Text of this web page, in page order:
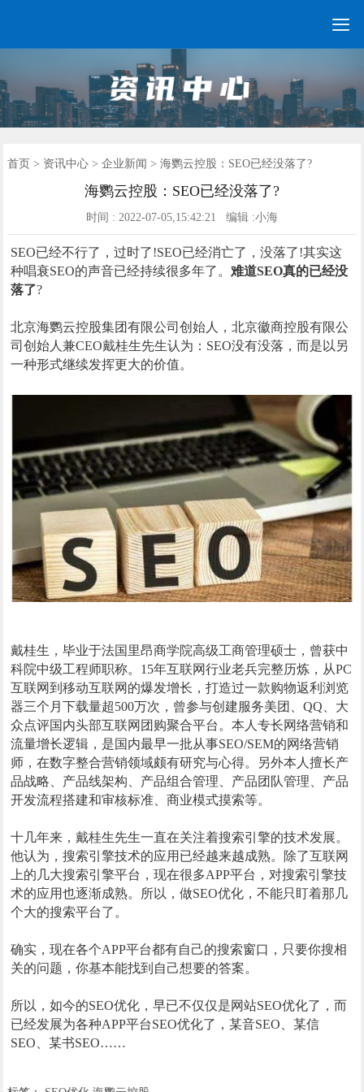

首页
GEO常见问题
GEO优化
海外GEO
网络营销
企业培训
软件开发
政策申报
资讯中心
关于我们
首页 > 资讯中心> 企业新闻 > 海鹦云控股：SEO已经没落了?
海鹦云控股：SEO已经没落了?
时间 : 2022-07-05,15:42:21 编辑 :小海
SEO已经不行了，过时了!SEO已经消亡了，没落了!其实这
种唱衰SEO的声音已经持续很多年了。难道SEO真的已经没
落了?
北京海鹦云控股集团有限公司创始人，北京徽商控股有限公
司创始人兼CEO戴桂生先生认为：SEO没有没落，而是以另
一种形式继续发挥更大的价值。
戴桂生，毕业于法国里昂商学院高级工商管理硕士，曾获中
科院中级工程师职称。15年互联网行业老兵完整历炼，从PC
互联网到移动互联网的爆发增长，打造过一款购物返利浏览
器三个月下载量超500万次，曾参与创建服务美团、QQ、大
众点评国内头部互联网团购聚合平台。本人专长网络营销和
流量增长逻辑，是国内最早一批从事SEO/SEM的网络营销
师，在数字整合营销领域颇有研究与心得。另外本人擅长产
品战略、产品线架构、产品组合管理、产品团队管理、产品
开发流程搭建和审核标准、商业模式摸索等。
十几年来，戴桂生先生一直在关注着搜索引擎的技术发展。
他认为，搜索引擎技术的应用已经越来越成熟。除了互联网
上的几大搜索引擎平台，现在很多APP平台，对搜索引擎技
术的应用也逐渐成熟。所以，做SEO优化，不能只盯着那几
个大的搜索平台了。
确实，现在各个APP平台都有自己的搜索窗口，只要你搜相
关的问题，你基本能找到自己想要的答案。
所以，如今的SEO优化，早已不仅仅是网站SEO优化了，而
已经发展为各种APP平台SEO优化了，某音SEO、某信
SEO、某书SEO……